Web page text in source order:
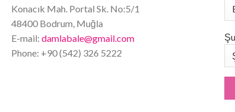
Konacık Mah. Portal Sk. No:5/1
48400 Bodrum, Muğla
E-mail: damlabale@gmail.com
Phone: +90 (542) 326 5222